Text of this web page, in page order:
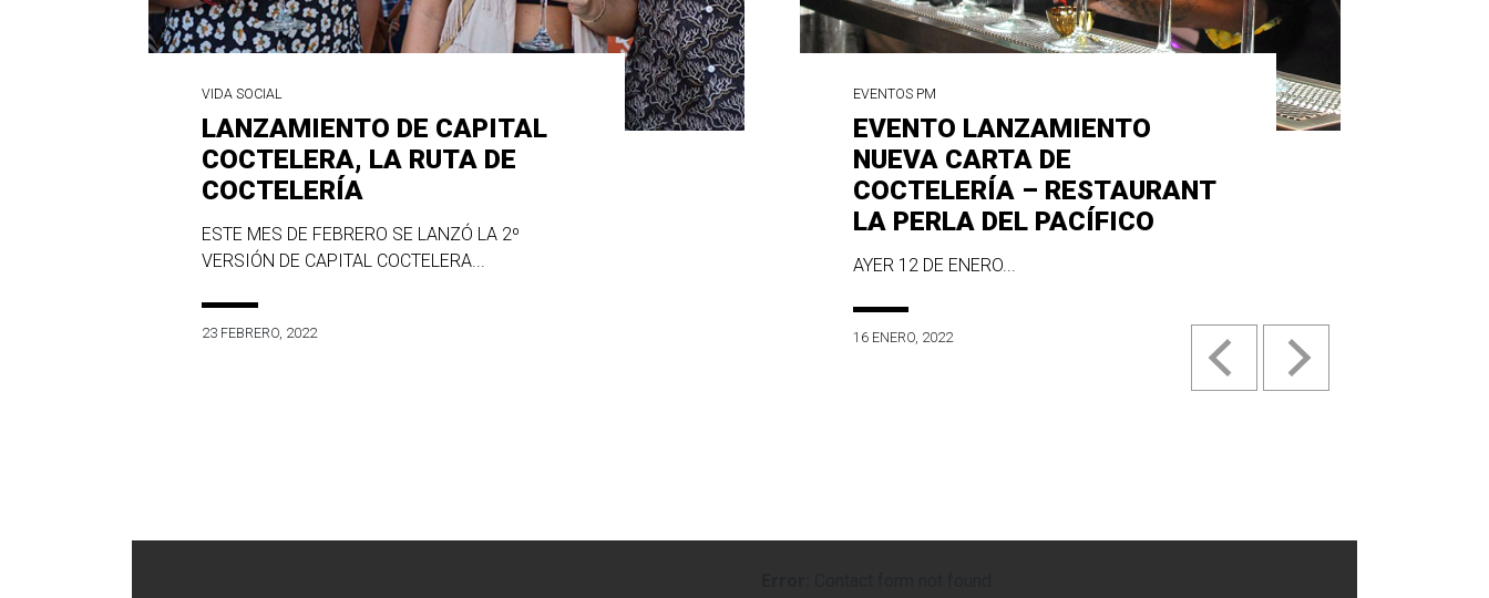
VIDA SOCIAL
LANZAMIENTO DE CAPITAL
COCTELERA, LA RUTA DE
COCTELERÍA
ESTE MES DE FEBRERO SE LANZÓ LA 2º
VERSIÓN DE CAPITAL COCTELERA...
23 FEBRERO, 2022
EVENTOS PM
EVENTO LANZAMIENTO
NUEVA CARTA DE
COCTELERÍA – RESTAURANT
LA PERLA DEL PACÍFICO
AYER 12 DE ENERO...
16 ENERO, 2022